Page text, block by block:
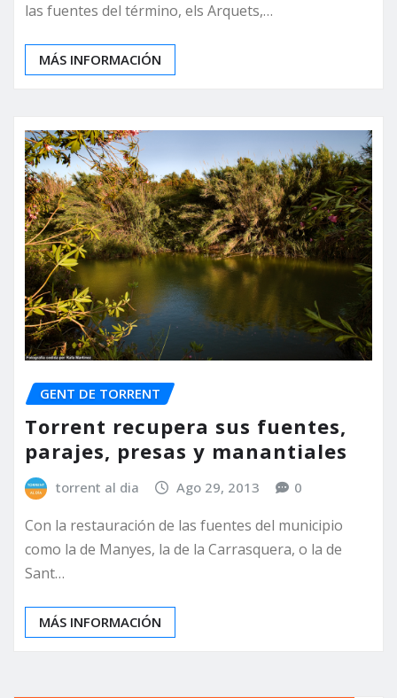
las fuentes del término, els Arquets,…
MÁS INFORMACIÓN
GENT DE TORRENT
Torrent recupera sus fuentes,
parajes, presas y manantiales
torrent al dia Ago 29, 2013 0
Con la restauración de las fuentes del municipio
como la de Manyes, la de la Carrasquera, o la de
Sant…
MÁS INFORMACIÓN